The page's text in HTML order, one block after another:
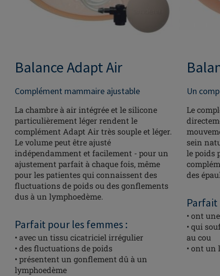
Balance Adapt Air
Complément mammaire ajustable
La chambre à air intégrée et le silicone
particulièrement léger rendent le
complément Adapt Air très souple et léger.
Le volume peut être ajusté
indépendamment et facilement - pour un
ajustement parfait à chaque fois, même
pour les patientes qui connaissent des
fluctuations de poids ou des gonflements
dus à un lymphoedème.
Parfait pour les femmes :
• avec un tissu cicatriciel irrégulier
• des fluctuations de poids
• présentent un gonflement dû à un
lymphoedème
Un
Le
sein
le poids
des
Parfait
• ont
• qui
au cou
• ont un